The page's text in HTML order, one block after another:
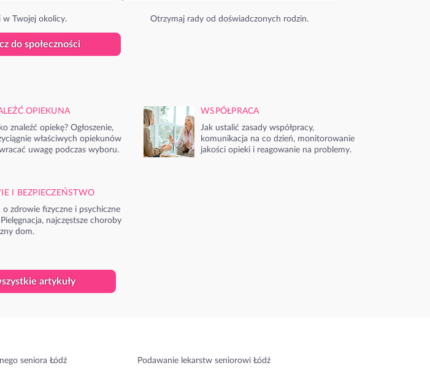
w Twojej okolicy. Otrzymaj rady od doświadczonych rodzin.
do społeczności
OPIEKUNA
znaleźć opiekę? Ogłoszenie,
właściwych opiekunów
uwagę podczas wyboru.
WSPÓŁPRACA
Jak ustalić zasady współpracy,
komunikacja na co dzień, monitorowanie
jakości opieki i reagowanie na problemy.
I BEZPIECZEŃSTWO
o zdrowie fizyczne i psychiczne
najczęstsze choroby
dom.
artykuły
seniora Łódź Podawanie lekarstw seniorowi Łódź